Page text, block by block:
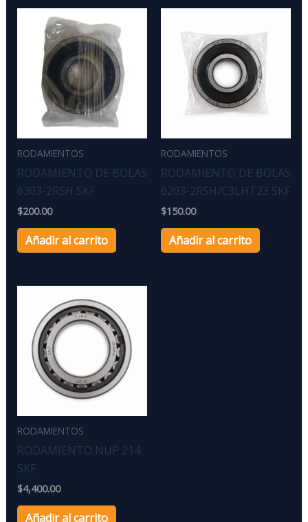
RODAMIENTOS
RODAMIENTO DE BOLAS
6303-2RSH SKF
$200.00
Añadir al carrito
RODAMIENTOS
RODAMIENTO DE BOLAS
6203-2RSH/C3LHT23 SKF
$150.00
Añadir al carrito
RODAMIENTOS
RODAMIENTO NUP 214
SKF
$4,400.00
Añadir al carrito